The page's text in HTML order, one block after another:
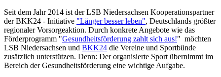
Seit dem Jahr 2014 ist der LSB Niedersachsen Kooperationspartner
der BKK24 - Initiative "Länger besser leben", Deutschlands größter
regionaler Vorsorgeaktion. Durch konkrete Angebote wie das
Förderprogramm "Gesundheitsförderung zahlt sich aus!" möchten
LSB Niedersachsen und BKK24 die Vereine und Sportbünde
zusätzlich unterstützen. Denn: Der organisierte Sport übernimmt im
Bereich der Gesundheitsförderung eine wichtige Aufgabe.